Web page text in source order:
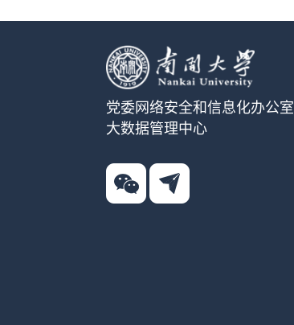
党委网络安全和信息化办公室
大数据管理中心